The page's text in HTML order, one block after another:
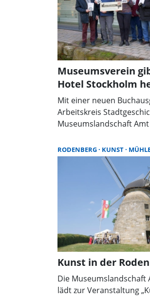
Museumsverein
Hotel Stockholm
Mit einer neuen
Arbeitskreis
Museumslandschaft
eingehen. In der
nichts geringeres, als
mit Tradition von
den Titel: „Das
Tradition in Rodenberg“.
RODENBERG KUNST
Kunst in der
Die Museumslandschaft
lädt zur Veranstaltung